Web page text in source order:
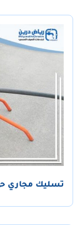
تسليك مجاري